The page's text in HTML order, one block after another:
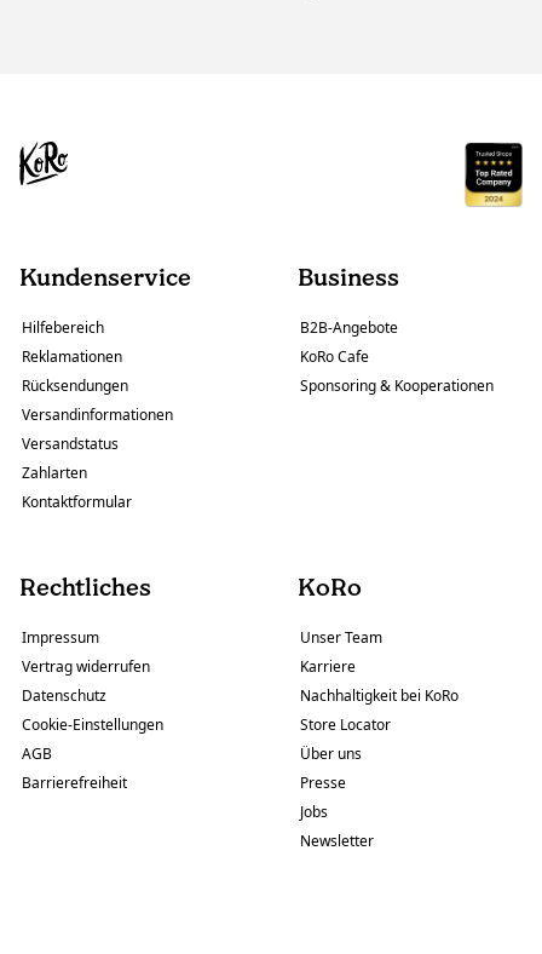
Kundenservice
Hilfebereich
Reklamationen
Rücksendungen
Versandinformationen
Versandstatus
Zahlarten
Kontaktformular
Business
B2B-Angebote
KoRo Cafe
Sponsoring & Kooperationen
Rechtliches
Impressum
Vertrag widerrufen
Datenschutz
Cookie-Einstellungen
AGB
Barrierefreiheit
KoRo
Unser Team
Karriere
Nachhaltigkeit bei KoRo
Store Locator
Über uns
Presse
Jobs
Newsletter